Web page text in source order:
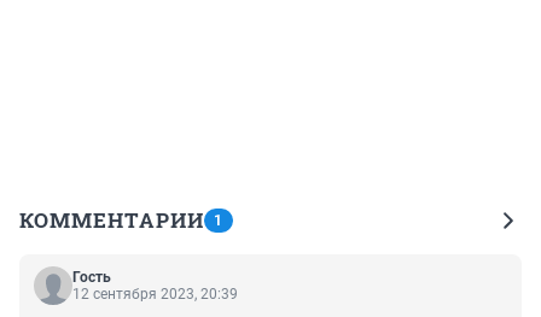
КОММЕНТАРИИ 1
Гость
12 сентября 2023, 20:39